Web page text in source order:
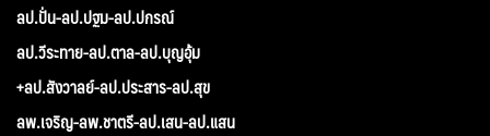
ลป.ปั่น-ลป.ปฐม-ลป.ปกรณ์
ลป.วีระทาย-ลป.ตาล-ลป.บุญอุ้ม
+ลป.สังวาลย์-ลป.ประสาร-ลป.สุข
ลพ.เจริญ-ลพ.ชาตรี-ลป.เสน-ลป.แสน